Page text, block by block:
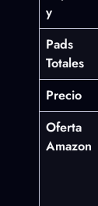
y
Pads
Totales
Precio
Oferta
Amazon